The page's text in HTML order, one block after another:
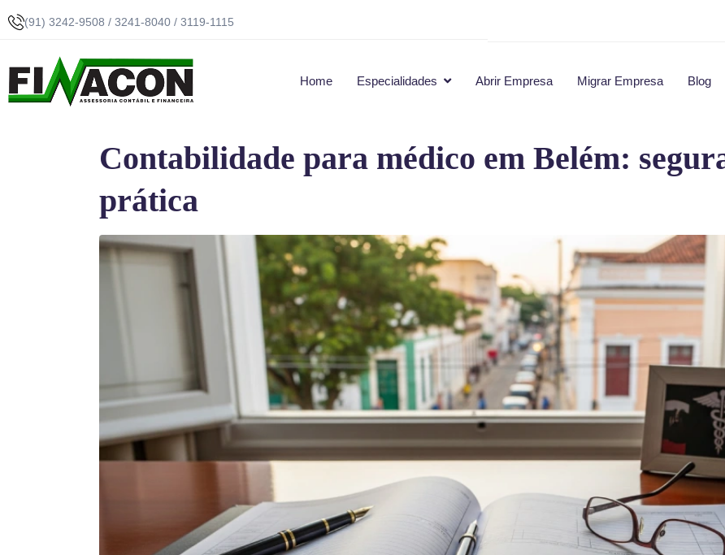
(91) 3242-9508 / 3241-8040 / 3119-1115
Home Especialidades Abrir Empresa Migrar Empresa Blog
Contabilidade para médico em Belém:
prática